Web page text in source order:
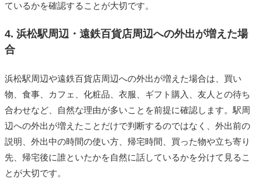
ているかを確認することが大切です。
4. 浜松駅周辺・遠鉄百貨店周辺への外出が増えた場
合
浜松駅周辺や遠鉄百貨店周辺への外出が増えた場合は、買い
物、食事、カフェ、化粧品、衣服、ギフト購入、友人との待ち
合わせなど、自然な理由が多いことを前提に確認します。駅周
辺への外出が増えたことだけで判断するのではなく、外出前の
説明、外出中の時間の使い方、帰宅時間、買った物や立ち寄り
先、帰宅後に誰といたかを自然に話しているかを分けて見るこ
とが大切です。